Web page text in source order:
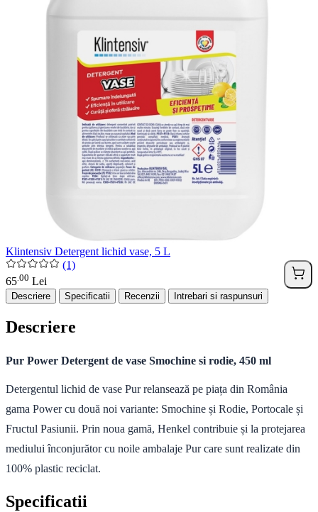
Klintensiv Detergent lichid vase, 5 L
(1)
65.00 Lei
Descriere Specificatii Recenzii Intrebari si raspunsuri
Descriere
Pur Power Detergent de vase Smochine si rodie, 450 ml
Detergentul lichid de vase Pur relansează pe piața din România
gama Power cu două noi variante: Smochine și Rodie, Portocale și
Fructul Pasiunii. Prin noua gamă, Henkel contribuie și la protejarea
mediului înconjurător cu noile ambalaje Pur care sunt realizate din
100% plastic reciclat.
Specificatii